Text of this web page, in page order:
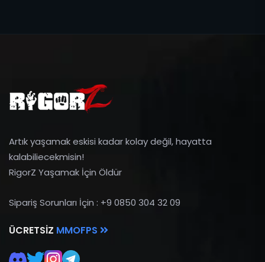
Artık yaşamak eskisi kadar kolay değil, hayatta
kalabiliecekmisin!
RigorZ Yaşamak İçin Öldür
Sipariş Sorunları İçin : +9 0850 304 32 09
ÜCRETSIZ MMOFPS